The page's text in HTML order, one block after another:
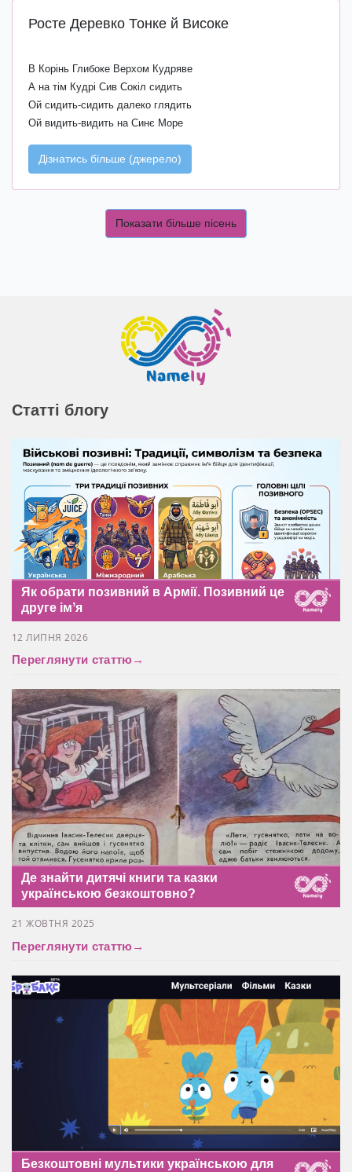
Росте Деревко Тонке й Високе
В Корінь Глибоке Верхом Кудряве
А на тім Кудрі Сив Сокіл сидить
Ой сидить-сидить далеко глядить
Ой видить-видить на Синє Море
Дізнатись більше (джерело)
Показати більше пісень
Статті блогу
Як обрати позивний в Армії. Позивний це
друге імʼя
12 ЛИПНЯ 2026
Переглянути статтю→
Де знайти дитячі книги та казки
українською безкоштовно?
21 ЖОВТНЯ 2025
Переглянути статтю→
Безкоштовні мультики українською для